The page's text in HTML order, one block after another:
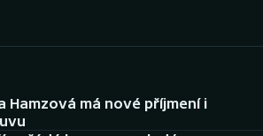
Hamzová má nové příjmení i